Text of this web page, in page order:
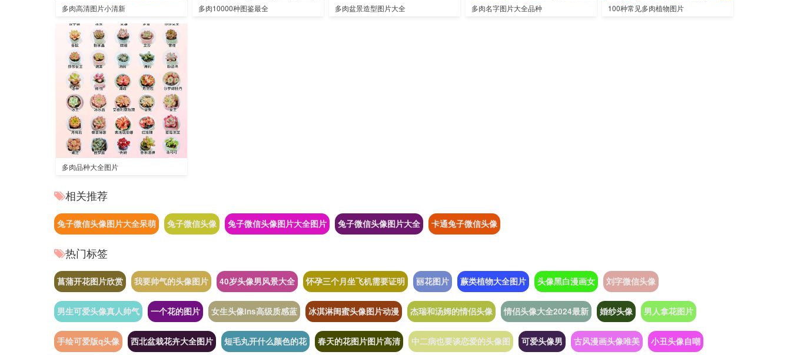
多肉高清图片小清新 多肉10000种图鉴最全 多肉盆景造型图片大全 多肉名字图片大全品种 100种常见多肉植物图片
多肉品种大全图片
相关推荐
兔子微信头像图片大全呆萌 兔子微信头像 兔子微信头像图片大全图片 兔子微信头像图片大全 卡通兔子微信头像
热门标签
菖蒲开花图片欣赏 我要帅气的头像图片 40岁头像男风景大全 怀孕三个月坐飞机需要证明 丽花图片 蕨类植物大全图片 头像黑白漫画女 刘字微信头像
男生可爱头像真人帅气 一个花的图片 女生头像ins高级质感蓝 冰淇淋闺蜜头像图片动漫 杰瑞和汤姆的情侣头像 情侣头像大全2024最新 婚纱头像 男人拿花图片
手绘可爱版q头像 西北盆栽花卉大全图片 短毛丸开什么颜色的花 春天的花图片图片高清 中二病也要谈恋爱的头像图 可爱头像男 古风漫画头像唯美 小丑头像自嘲